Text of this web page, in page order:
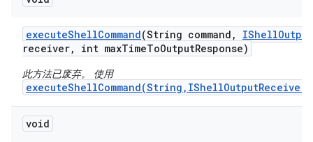
executeShellCommand(String command , IShellOutput
receiver, int maxTimeToOutputResponse)
此方法已废弃。 使用
void